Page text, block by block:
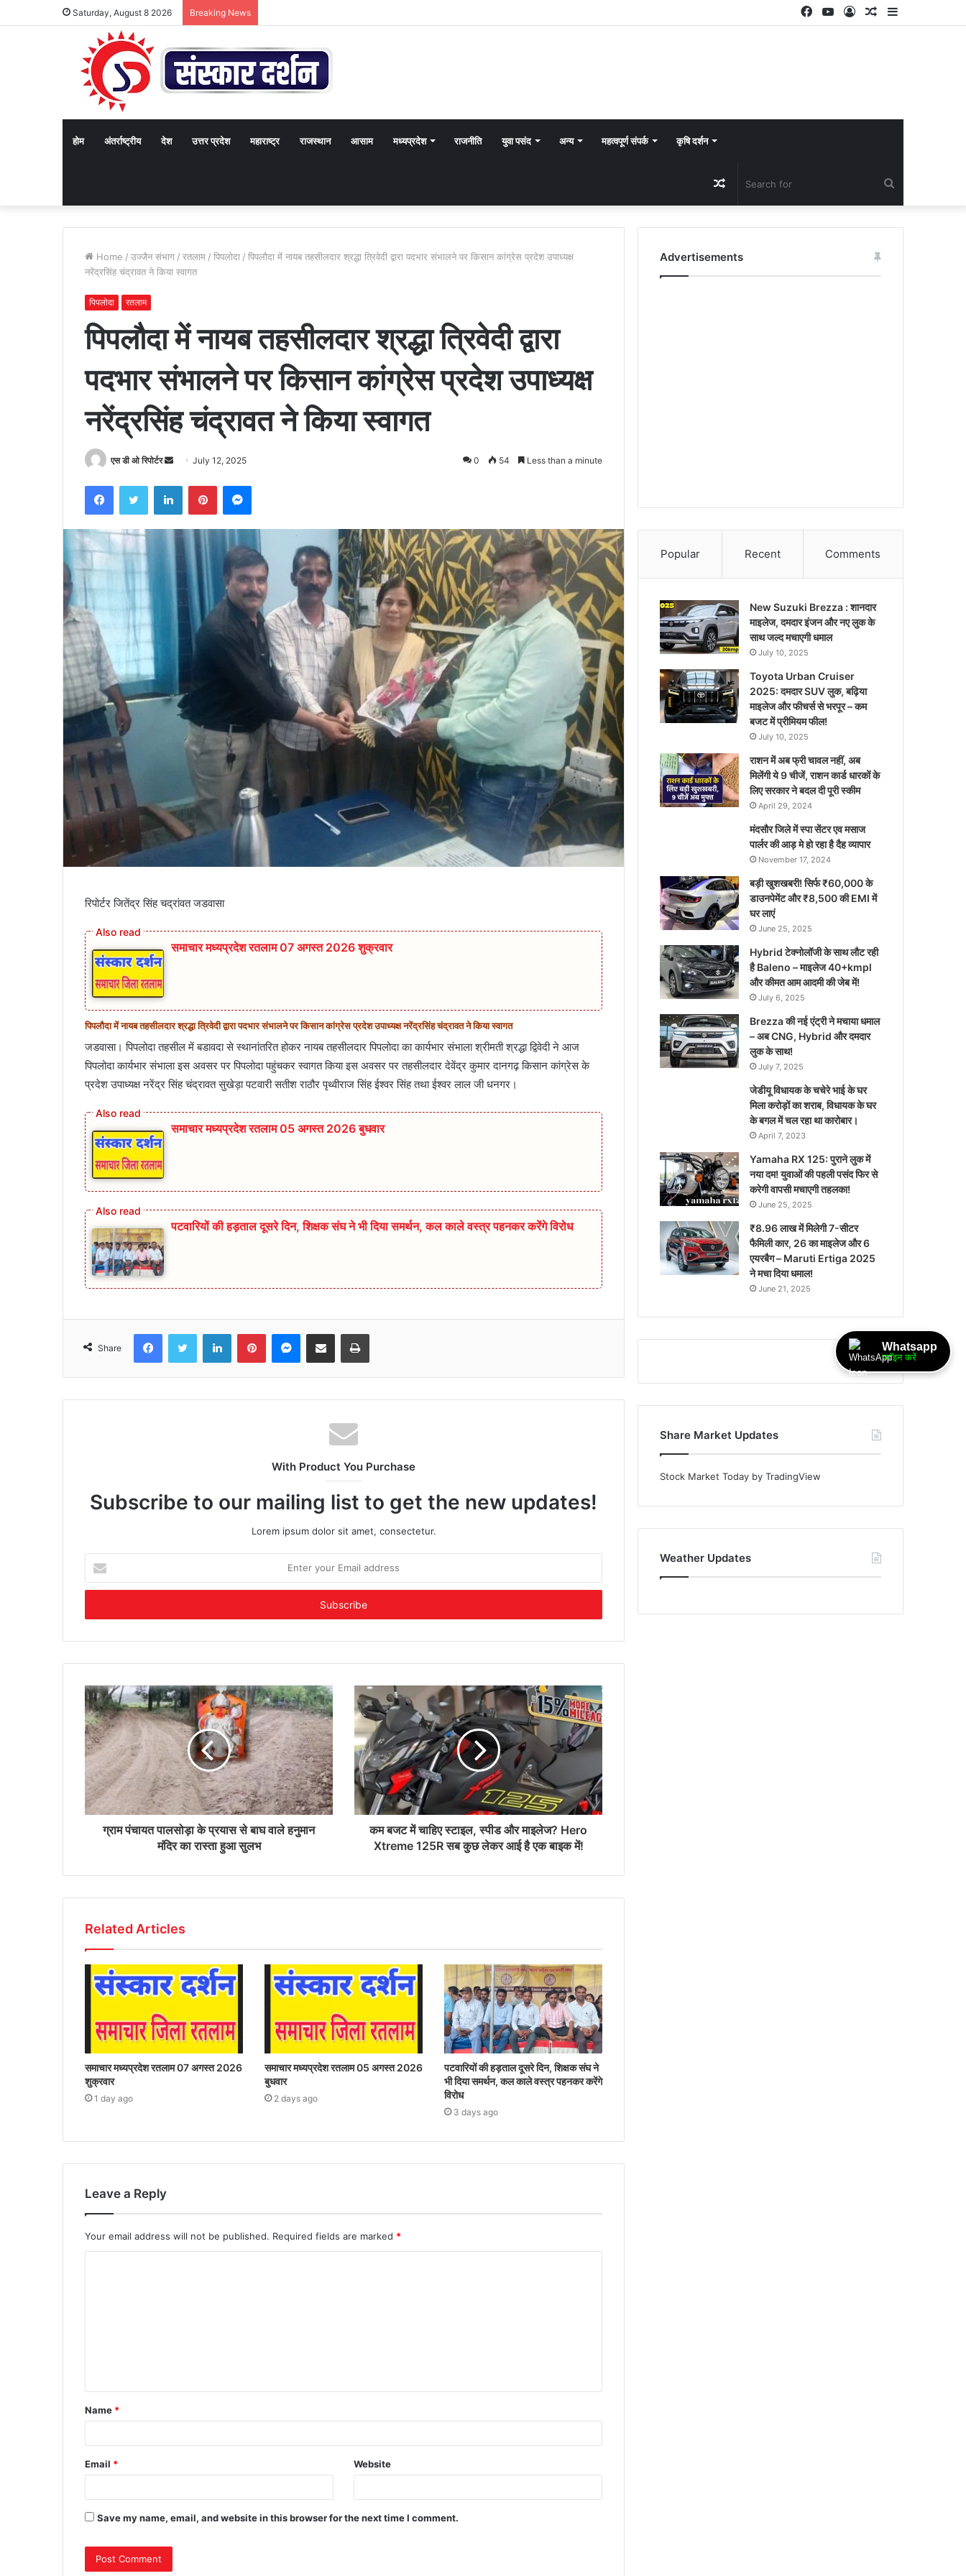
Saturday, August 8 2026 Breaking News Sidebar
Random
Log
YouTube
Facebook
होम अंतर्राष्ट्रीय देश उत्तर प्रदेश महाराष्ट्र राजस्थान आसाम मध्यप्रदेश राजनीति युवा पसंद अन्य महत्वपूर्ण संपर्क कृषि दर्शन
for
Random
Article
Home / उज्जैन संभाग / रतलाम / पिपलोदा / पिपलौदा में नायब तहसीलदार श्रद्धा त्रिवेदी द्वारा पदभार संभालने पर किसान कांग्रेस प्रदेश उपाध्यक्ष
नरेंद्रसिंह चंद्रावत ने किया स्वागत
पिपलोदा रतलाम
पिपलौदा में नायब तहसीलदार श्रद्धा त्रिवेदी द्वारा
पदभार संभालने पर किसान कांग्रेस प्रदेश उपाध्यक्ष
नरेंद्रसिंह चंद्रावत ने किया स्वागत
एस डी ओ रिपोर्टर
SendJuly 12, 2025 0 54 Less than a minute
FacebookTwitter LinkedInPinterestMessenger
रिपोर्टर जितेंद्र सिंह चद्रांवत जडवासा
समाचार मध्यप्रदेश रतलाम 07 अगस्त 2026 शुक्रवार
पिपलौदा में नायब तहसीलदार श्रद्धा त्रिवेदी द्वारा पदभार संभालने पर किसान कांग्रेस प्रदेश उपाध्यक्ष नरेंद्रसिंह चंद्रावत ने किया स्वागत
जडवासा। पिपलोदा तहसील में बडावदा से स्थानांतरित होकर नायब तहसीलदार पिपलोदा का कार्यभार संभाला श्रीमती श्रद्धा द्विवेदी ने आज
पिपलोदा कार्यभार संभाला इस अवसर पर पिपलोदा पहुंचकर स्वागत किया इस अवसर पर तहसीलदार देवेंद्र कुमार दानगढ़ किसान कांग्रेस के
प्रदेश उपाध्यक्ष नरेंद्र सिंह चंद्रावत सुखेड़ा पटवारी सतीश राठौर पृथ्वीराज सिंह ईश्वर सिंह तथा ईश्वर लाल जी धनगर।
समाचार मध्यप्रदेश रतलाम 05 अगस्त 2026 बुधवार
पटवारियों की हड़ताल दूसरे दिन, शिक्षक संघ ने भी दिया समर्थन, कल काले वस्त्र पहनकर करेंगे विरोध
Share
FacebookTwitter LinkedInPinterestMessenger
Share via Email Print
With Product You Purchase
Subscribe to our mailing list to get the new updates!
Lorem ipsum dolor sit amet, consectetur.
your
Email
ग्राम पंचायत पालसोड़ा के प्रयास से बाघ वाले हनुमान
मंदिर का रास्ता हुआ सुलभ
कम बजट में चाहिए स्टाइल, स्पीड और माइलेज? Hero
Xtreme 125R सब कुछ लेकर आई है एक बाइक में!
Related Articles
समाचार मध्यप्रदेश रतलाम 07 अगस्त 2026
शुक्रवार
1 day ago
समाचार मध्यप्रदेश रतलाम 05 अगस्त 2026
बुधवार
2 days ago
पटवारियों की हड़ताल दूसरे दिन, शिक्षक संघ ने
भी दिया समर्थन, कल काले वस्त्र पहनकर करेंगे
विरोध
3 days ago
Leave a Reply
Your email address will not be published. Required fields are marked *
Name *
Email * Website
Save my name, email, and website in this browser for the next time I comment.
Advertisements
Popular Recent Comments
New Suzuki Brezza : शानदार
माइलेज, दमदार इंजन और नए लुक के
साथ जल्द मचाएगी धमाल
July 10, 2025
Toyota Urban Cruiser
2025: दमदार SUV लुक, बढ़िया
माइलेज और फीचर्स से भरपूर – कम
बजट में प्रीमियम फील!
July 10, 2025
राशन में अब फ्री चावल नहीं, अब
मिलेंगी ये 9 चीजें, राशन कार्ड धारकों के
लिए सरकार ने बदल दी पूरी स्कीम
April 29, 2024
मंदसौर जिले में स्पा सेंटर एव मसाज
पार्लर की आड़ मे हो रहा है दैह व्यापार
November 17, 2024
बड़ी खुशखबरी! सिर्फ ₹60,000 के
डाउनपेमेंट और ₹8,500 की EMI में
घर लाएं
June 25, 2025
Hybrid टेक्नोलॉजी के साथ लौट रही
है Baleno – माइलेज 40+kmpl
और कीमत आम आदमी की जेब में!
July 6, 2025
Brezza की नई एंट्री ने मचाया धमाल
– अब CNG, Hybrid और दमदार
लुक के साथ!
July 7, 2025
जेडीयू विधायक के चचेरे भाई के घर
मिला करोड़ों का शराब, विधायक के घर
के बगल में चल रहा था कारोबार।
April 7, 2023
Yamaha RX 125: पुराने लुक में
नया दम! युवाओं की पहली पसंद फिर से
करेगी वापसी मचाएगी तहलका!
June 25, 2025
₹8.96 लाख में मिलेगी 7-सीटर
फैमिली कार, 26 का माइलेज और 6
एयरबैग – Maruti Ertiga 2025
ने मचा दिया धमाल!
June 21, 2025
Share Market Updates
Stock Market Today by TradingView
Weather Updates
Whatsapp
ज्वॉइन करें